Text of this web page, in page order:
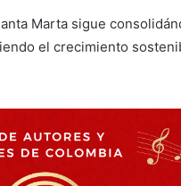
Marta sigue
el crecimiento